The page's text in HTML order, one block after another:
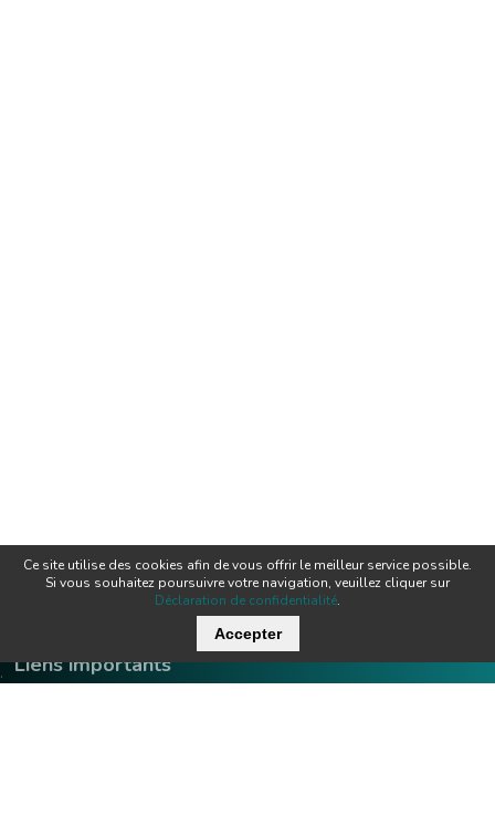
Ce site utilise des cookies afin de vous offrir le meilleur service possible.
Si vous souhaitez poursuivre votre navigation, veuillez cliquer sur
Déclaration de confidentialité.
Accepter
. Liens importants